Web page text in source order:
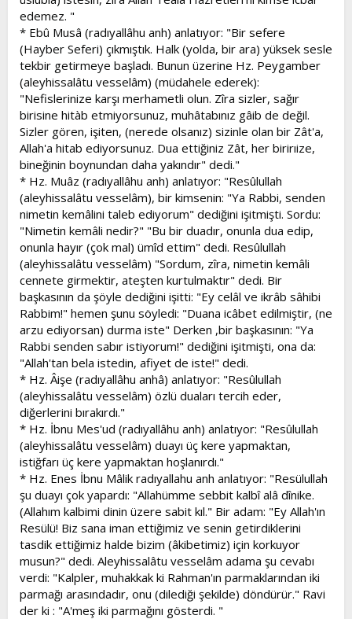
edemez. "
* Ebû Musâ (radıyallâhu anh) anlatıyor: "Bir sefere
(Hayber Seferi) çıkmıştık. Halk (yolda, bir ara) yüksek sesle
tekbir getirmeye başladı. Bunun üzerine Hz. Peygamber
(aleyhissalâtu vesselâm) (müdahele ederek):
"Nefislerinize karşı merhametli olun. Zîra sizler, sağır
birisine hitàb etmiyorsunuz, muhâtabınız gâib de değil.
Sizler gören, işiten, (nerede olsanız) sizinle olan bir Zât'a,
Allah'a hitab ediyorsunuz. Dua ettiğiniz Zât, her birirıize,
bineğinin boynundan daha yakındır" dedi."
* Hz. Muâz (radıyallâhu anh) anlatıyor: "Resûlullah
(aleyhissalâtu vesselâm), bir kimsenin: "Ya Rabbi, senden
nimetin kemâlini taleb ediyorum" dediğini işitmişti. Sordu:
"Nimetin kemâli nedir?" "Bu bir duadır, onunla dua edip,
onunla hayır (çok mal) ümîd ettim" dedi. Resûlullah
(aleyhissalâtu vesselâm) "Sordum, zîra, nimetin kemâli
cennete girmektir, ateşten kurtulmaktır" dedi. Bir
başkasının da şöyle dediğini işitti: "Ey celâl ve ikrâb sâhibi
Rabbim!" hemen şunu söyledi: "Duana icâbet edilmiştir, (ne
arzu ediyorsan) durma iste" Derken ,bir başkasının: "Ya
Rabbi senden sabır istiyorum!" dediğini işitmişti, ona da:
"Allah'tan bela istedin, afiyet de iste!" dedi.
* Hz. Âişe (radıyallâhu anhâ) anlatıyor: "Resûlullah
(aleyhissalâtu vesselâm) özlü duaları tercih eder,
diğerlerini bırakırdı."
* Hz. İbnu Mes'ud (radıyallâhu anh) anlatıyor: "Resûlullah
(aleyhissalâtu vesselâm) duayı üç kere yapmaktan,
istiğfarı üç kere yapmaktan hoşlanırdı."
* Hz. Enes İbnu Mâlik radıyallahu anh anlatıyor: "Resülullah
şu duayı çok yapardı: "Allahümme sebbit kalbî alâ dînike.
(Allahım kalbimi dinin üzere sabit kıl." Bir adam: "Ey Allah'ın
Resülü! Biz sana iman ettiğimiz ve senin getirdiklerini
tasdik ettiğimiz halde bizim (âkibetimiz) için korkuyor
musun?" dedi. Aleyhissalâtu vesselâm adama şu cevabı
verdi: "Kalpler, muhakkak ki Rahman'ın parmaklarından iki
parmağı arasındadır, onu (dilediği şekilde) döndürür." Ravi
der ki : "A'meş iki parmağını gösterdi. "